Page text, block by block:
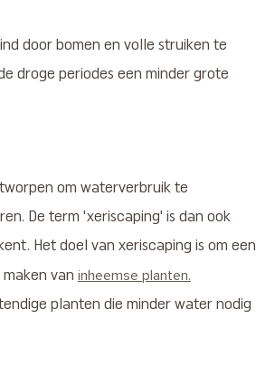
door bomen en volle struiken te
droge periodes een minder grote
om waterverbruik te
De term 'xeriscaping' is dan ook
Het doel van xeriscaping is om een
van inheemse planten.
planten die minder water nodig